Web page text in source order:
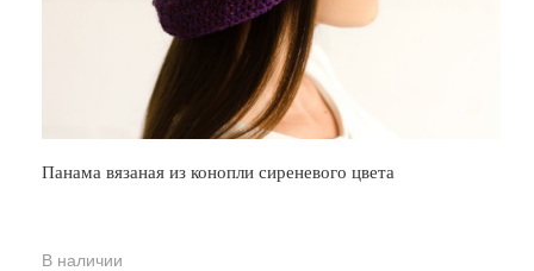
Панама вязаная из конопли сиреневого цвета
В наличии